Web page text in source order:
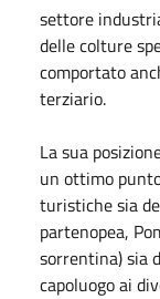
settore
delle colture
comportato
terziario.
La sua
un ottimo
turistiche sia
partenopea,
sorrentina) sia
capoluogo ai